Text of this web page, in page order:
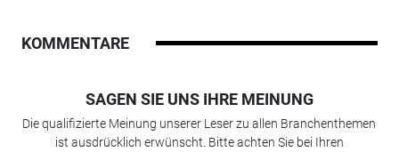
KOMMENTARE
SAGEN SIE UNS IHRE MEINUNG
Die qualifizierte Meinung unserer Leser zu allen Branchenthemen
ist ausdrücklich erwünscht. Bitte achten Sie bei Ihren